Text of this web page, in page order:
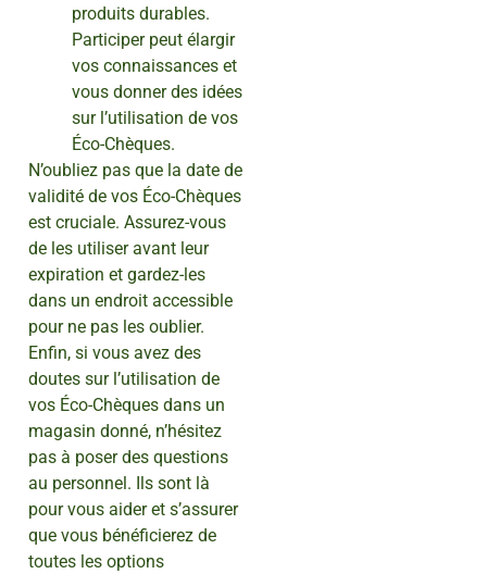
produits durables.
Participer peut élargir
vos connaissances et
vous donner des idées
sur l’utilisation de vos
Éco-Chèques.
N’oubliez pas que la date de
validité de vos Éco-Chèques
est cruciale. Assurez-vous
de les utiliser avant leur
expiration et gardez-les
dans un endroit accessible
pour ne pas les oublier.
Enfin, si vous avez des
doutes sur l’utilisation de
vos Éco-Chèques dans un
magasin donné, n’hésitez
pas à poser des questions
au personnel. Ils sont là
pour vous aider et s’assurer
que vous bénéficierez de
toutes les options